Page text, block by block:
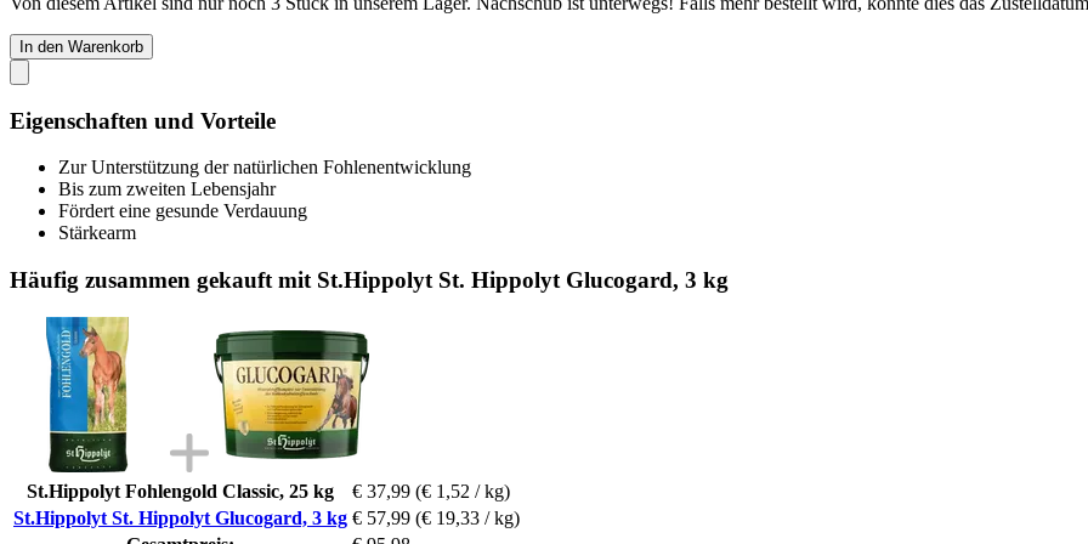
In den Warenkorb
Eigenschaften und Vorteile
Zur Unterstützung der natürlichen Fohlenentwicklung
Bis zum zweiten Lebensjahr
Fördert eine gesunde Verdauung
Stärkearm
Häufig zusammen gekauft mit St.Hippolyt St. Hippolyt Glucogard, 3 kg
St.Hippolyt Fohlengold Classic, 25 kg € 37,99 (€ 1,52 / kg)
St.Hippolyt St. Hippolyt Glucogard, 3 kg € 57,99 (€ 19,33 / kg)